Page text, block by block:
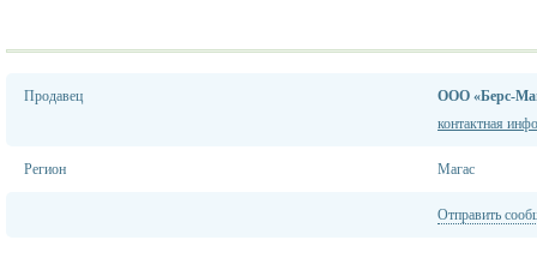
Продавец
ООО «Берс-
контактная
Регион Магас
Отправить